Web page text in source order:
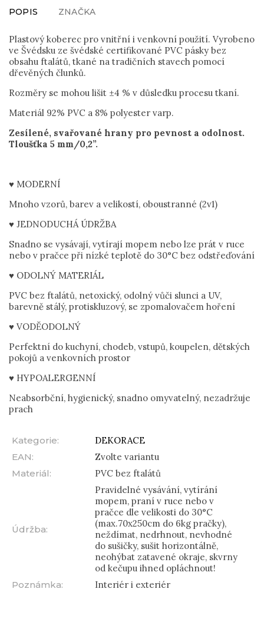
POPIS ZNAČKA
Plastový koberec pro vnitřní i venkovní použití. Vyrobeno
ve Švédsku ze švédské certifikované PVC pásky bez
obsahu ftalátů, tkané na tradičních stavech pomocí
dřevěných člunků.
Rozměry se mohou lišit ±4 % v důsledku procesu tkaní.
Materiál 92% PVC a 8% polyester varp.
Zesílené, svařované hrany pro pevnost a odolnost.
Tloušťka 5 mm/0,2”.
♥ MODERNÍ
Mnoho vzorů, barev a velikostí, oboustranné (2v1)
♥ JEDNODUCHÁ ÚDRŽBA
Snadno se vysávají, vytírají mopem nebo lze prát v ruce
nebo v pračce při nízké teplotě do 30°C bez odstřeďování
♥ ODOLNÝ MATERIÁL
PVC bez ftalátů, netoxický, odolný vůči slunci a UV,
barevně stálý, protiskluzový, se zpomalovačem hoření
♥ VODĚODOLNÝ
Perfektní do kuchyní, chodeb, vstupů, koupelen, dětských
pokojů a venkovních prostor
♥ HYPOALERGENNÍ
Neabsorbční, hygienický, snadno omyvatelný, nezadržuje
prach
Kategorie:
DEKORACE
EAN:
Zvolte variantu
Materiál: PVC bez ftalátů
Údržba:
Pravidelné vysávání, vytírání
mopem, praní v ruce nebo v
pračce dle velikosti do 30°C
(max.70x250cm do 6kg pračky),
neždímat, nedrhnout, nevhodné
do sušičky, sušit horizontálně,
neohýbat zatavené okraje, skvrny
od kečupu ihned opláchnout!
Poznámka: Interiér i exteriér